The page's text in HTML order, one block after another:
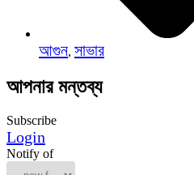
আগুন, সাভার
আপনার মন্তব্য
Subscribe
Login
Notify of